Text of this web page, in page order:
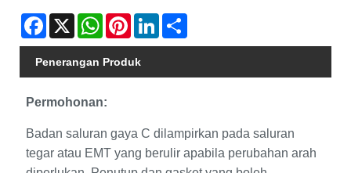
Facebook
X WhatsAppPinterestLinkedIn
Penerangan Produk
Permohonan:
Badan saluran gaya C dilampirkan pada saluran
tegar atau EMT yang berulir apabila perubahan arah